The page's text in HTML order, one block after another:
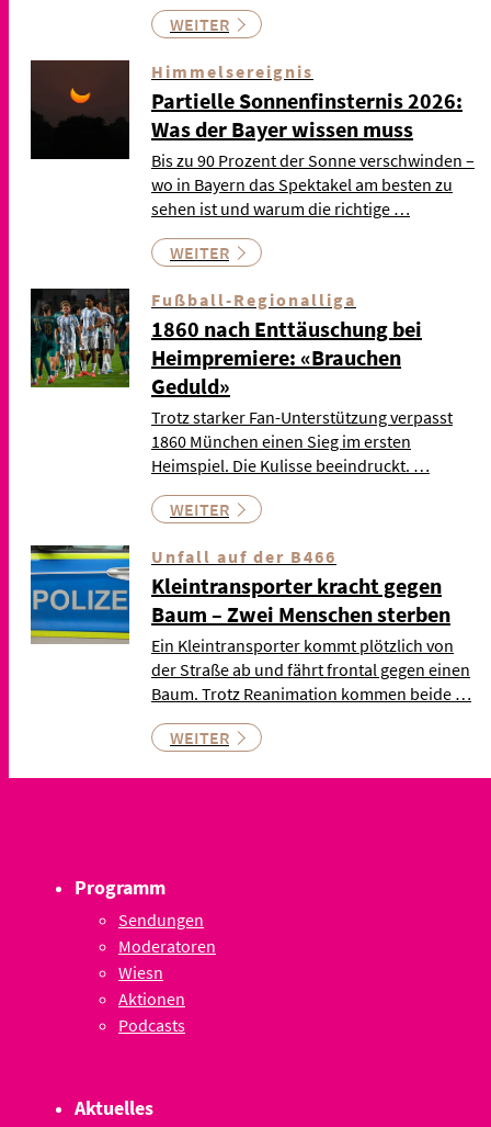
WEITER
Himmelsereignis
Partielle Sonnenfinsternis 2026:
Was der Bayer wissen muss
Bis zu 90 Prozent der Sonne verschwinden –
wo in Bayern das Spektakel am besten zu
sehen ist und warum die richtige …
WEITER
Fußball-Regionalliga
1860 nach Enttäuschung bei
Heimpremiere: «Brauchen
Geduld»
Trotz starker Fan-Unterstützung verpasst
1860 München einen Sieg im ersten
Heimspiel. Die Kulisse beeindruckt. …
WEITER
Unfall auf der B466
Kleintransporter kracht gegen
Baum – Zwei Menschen sterben
Ein Kleintransporter kommt plötzlich von
der Straße ab und fährt frontal gegen einen
Baum. Trotz Reanimation kommen beide …
WEITER
Programm
Sendungen
Moderatoren
Wiesn
Aktionen
Podcasts
Aktuelles